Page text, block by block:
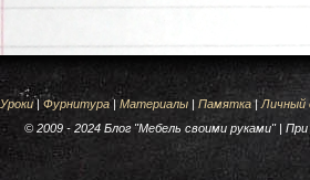
Уроки| Фурнитура|Материалы| Памятка| Личный
© 2009 - 2024 Блог "Мебель своими руками" |